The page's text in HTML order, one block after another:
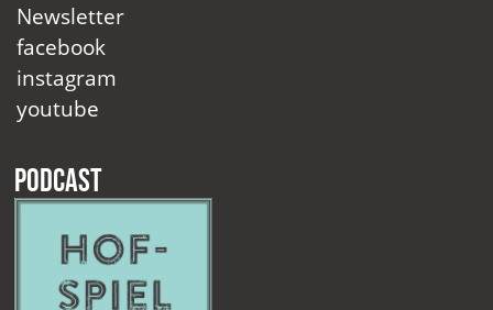
Newsletter
facebook
instagram
youtube
Podcast